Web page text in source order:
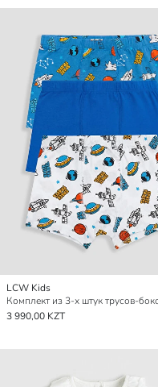
LCW Kids
3 990,00 KZT